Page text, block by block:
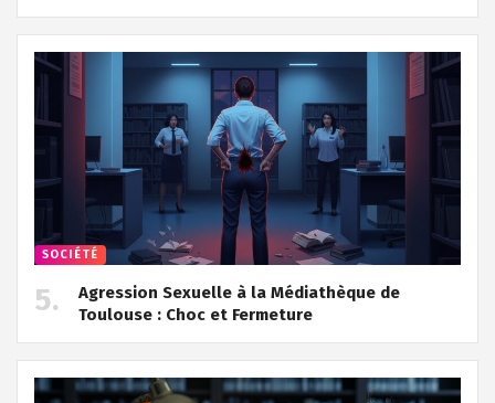
SOCIÉTÉ
Agression Sexuelle à la Médiathèque de
Toulouse : Choc et Fermeture